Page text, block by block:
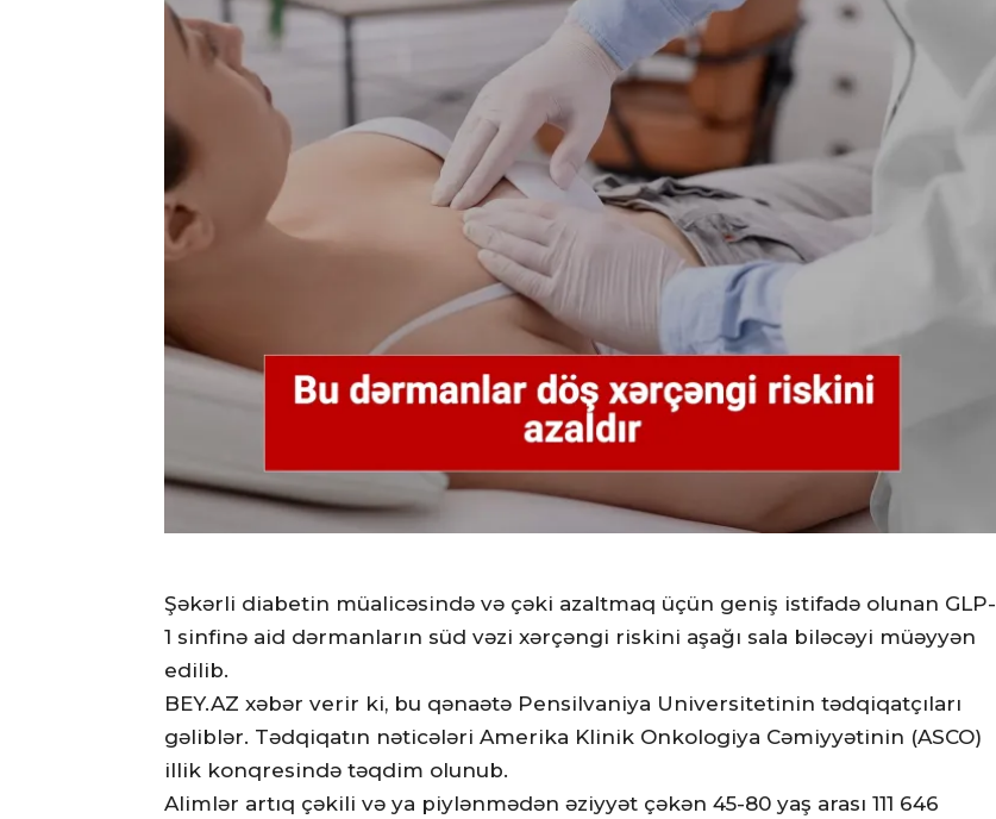
Şəkərli diabetin müalicəsində və çəki azaltmaq üçün geniş istifadə olunan GLP-
1 sinfinə aid dərmanların süd vəzi xərçəngi riskini aşağı sala biləcəyi müəyyən
edilib.
BEY.AZ xəbər verir ki, bu qənaətə Pensilvaniya Universitetinin tədqiqatçıları
gəliblər. Tədqiqatın nəticələri Amerika Klinik Onkologiya Cəmiyyətinin (ASCO)
illik konqresində təqdim olunub.
Alimlər artıq çəkili və ya piylənmədən əziyyət çəkən 45-80 yaş arası 111 646